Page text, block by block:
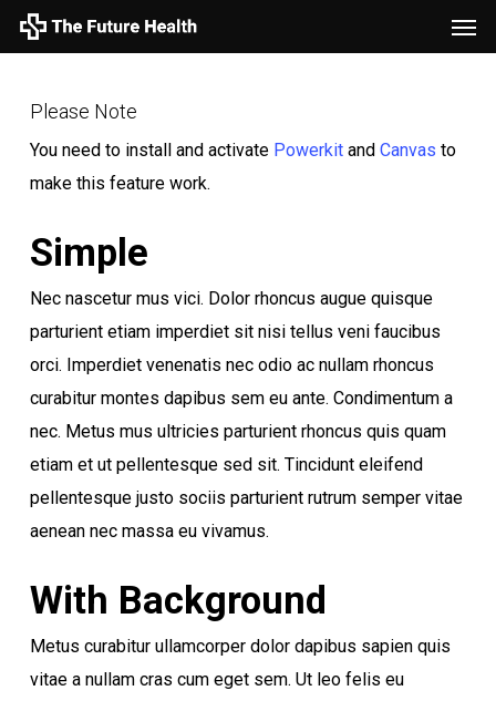
Skip
to
contentPlease Note
You need to install and activate Powerkitand Canvas to
make this feature work.
Simple
Nec nascetur mus vici. Dolor rhoncus augue quisque
parturient etiam imperdiet sit nisi tellus veni faucibus
orci. Imperdiet venenatis nec odio ac nullam rhoncus
curabitur montes dapibus sem eu ante. Condimentum a
nec. Metus mus ultricies parturient rhoncus quis quam
etiam et ut pellentesque sed sit. Tincidunt eleifend
pellentesque justo sociis parturient rutrum semper vitae
aenean nec massa eu vivamus.
With Background
Metus curabitur ullamcorper dolor dapibus sapien quis
vitae a nullam cras cum eget sem. Ut leo felis eu